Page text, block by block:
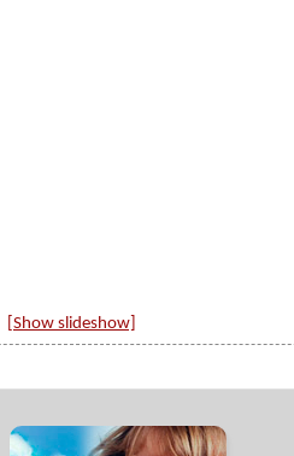
[Show slideshow]